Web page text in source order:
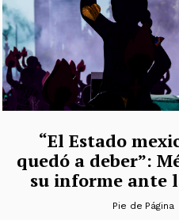
“El Estado
quedó a deber”:
su informe ante
Pie de Página